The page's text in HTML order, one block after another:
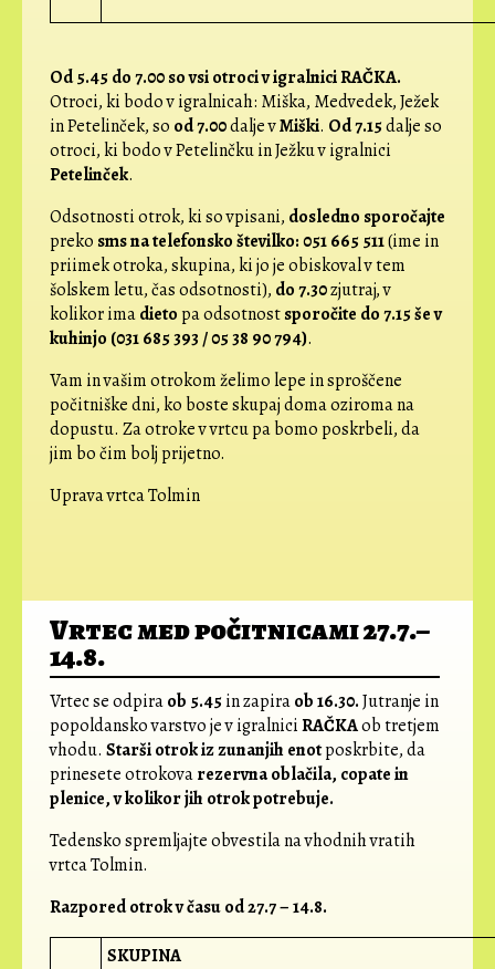
Od 5.45 do 7.00 so vsi otroci v igralnici RAČKA.
Otroci, ki bodo v igralnicah: Miška, Medvedek, Ježek
in Petelinček, so od 7.00dalje vMiški. Od 7.15dalje so
otroci, ki bodo v Petelinčku in Ježku v igralnici
Petelinček.
Odsotnosti otrok, ki so vpisani, dosledno sporočajte
preko sms na telefonsko številko: 051 665 511(ime in
priimek otroka, skupina, ki jo je obiskoval v tem
šolskem letu, čas odsotnosti), do 7.30zjutraj, v
kolikor imadietopa odsotnostsporočite do 7.15 še v
kuhinjo (031 685 393 / 05 38 90 794).
Vam in vašim otrokom želimo lepe in sproščene
počitniške dni, ko boste skupaj doma oziroma na
dopustu. Za otroke v vrtcu pa bomo poskrbeli, da
jim bo čim bolj prijetno.
Uprava vrtca Tolmin
Vrtec med počitnicami 27.7.–
14.8.
Vrtec se odpiraob 5.45in zapiraob 16.30.Jutranje in
popoldansko varstvo je v igralniciRAČKAob tretjem
vhodu. Starši otrok iz zunanjih enotposkrbite, da
prinesete otrokovarezervna oblačila, copate in
plenice, v kolikor jih otrok potrebuje.
Tedensko spremljajte obvestila na vhodnih vratih
vrtca Tolmin.
Razpored otrok v času od 27.7 – 14.8.
SKUPINA